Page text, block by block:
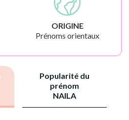
ORIGINE
Prénoms orientaux
Popularité du
prénom
NAILA